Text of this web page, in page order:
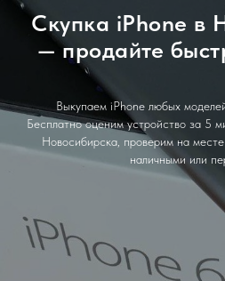
Скупка iPhone в
— продайте
Выкупаем iPhone любых
Бесплатно оценим устройство за 5
Новосибирска, проверим на
наличными или